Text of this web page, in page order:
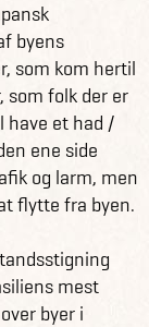
byens
som kom hertil
som folk der er
have et had /
ene side
og larm, men
flytte fra byen.
mest
byer i